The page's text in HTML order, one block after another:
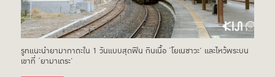
รูทแนะนำยามากาตะใน 1 วันแบบสุดฟิน กินเนื้อ ‘โยเนซาวะ’ และไหว้พระบน
เขาที่ ‘ยามาเดระ’